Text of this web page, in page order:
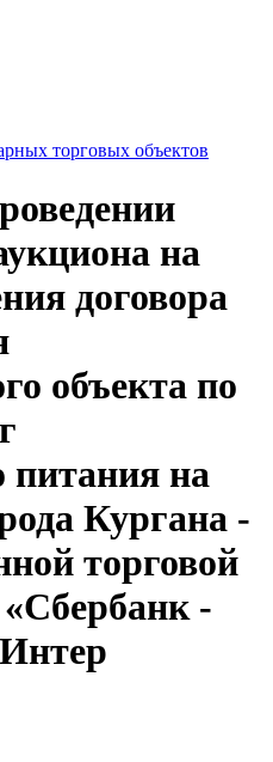
торговых объектов
на
договора
объекта по
питания на
Кургана -
торговой
-